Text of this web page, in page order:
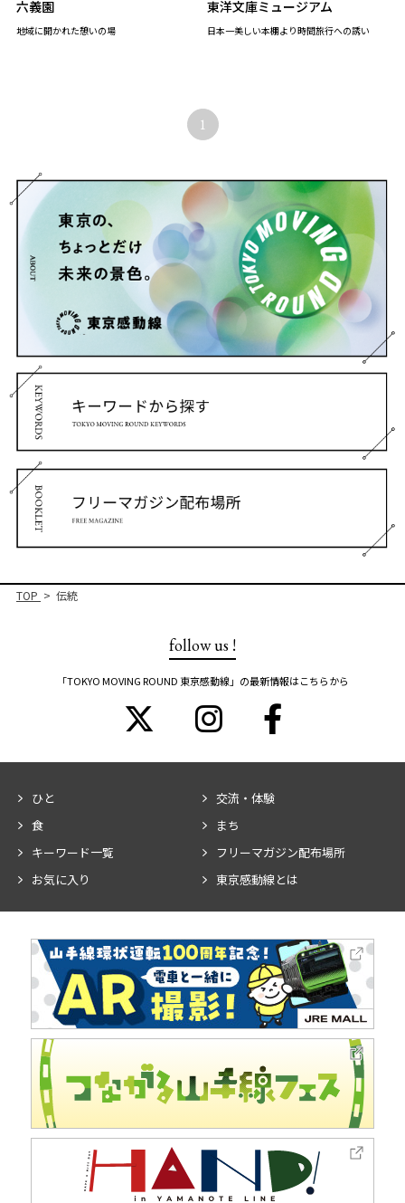
六義園
地域に開かれた憩いの場
東洋文庫ミュージアム
日本一美しい本棚より時間旅行への誘い
1
TOP 伝統
follow us !
「TOKYO MOVING ROUND 東京感動線」の最新情報はこちらから
ひと
交流・体験
食
まち
キーワード一覧
フリーマガジン配布場所
お気に入り
東京感動線とは